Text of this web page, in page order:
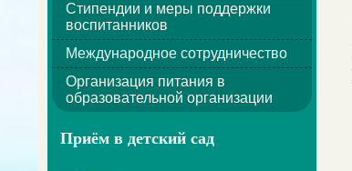
Стипендии и меры поддержки
воспитанников
Международное сотрудничество
Организация питания в
образовательной организации
Приём в детский сад